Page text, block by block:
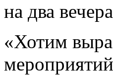
на два
«Хотим